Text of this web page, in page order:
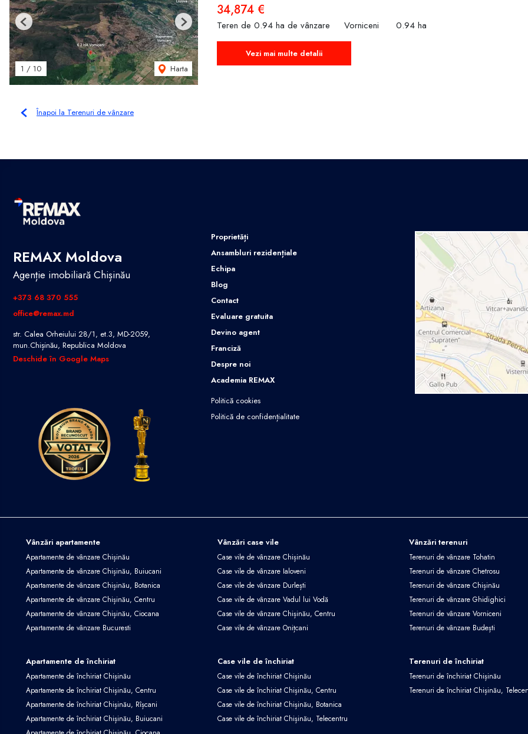
1 / 10 Harta
Previous Next
34,874 €
Teren de 0.94 ha de vânzare Vorniceni 0.94 ha
Vezi mai multe detalii
Înapoi la Terenuri de vânzare
REMAX Moldova
Agenție imobiliară Chișinău
+373 68 370 555
office@remax.md
str. Calea Orheiului 28/1, et.3, MD-2059,
mun.Chișinău, Republica Moldova
Deschide în Google Maps
Proprietăți
Ansambluri rezidențiale
Echipa
Blog
Contact
Evaluare gratuita
Devino agent
Franciză
Despre noi
Academia REMAX
Politică cookies
Politică de confidențialitate
Vânzări apartamente
Apartamente de vânzare Chișinău
Apartamente de vânzare Chișinău, Buiucani
Apartamente de vânzare Chișinău, Botanica
Apartamente de vânzare Chișinău, Centru
Apartamente de vânzare Chișinău, Ciocana
Apartamente de vânzare Bucuresti
Vânzări case vile
Case vile de vânzare Chișinău
Case vile de vânzare Ialoveni
Case vile de vânzare Durlești
Case vile de vânzare Vadul lui Vodă
Case vile de vânzare Chișinău, Centru
Case vile de vânzare Onițcani
Vânzări terenuri
Terenuri de vânzare Tohatin
Terenuri de vânzare Chetrosu
Terenuri de vânzare Chișinău
Terenuri de vânzare Ghidighici
Terenuri de vânzare Vorniceni
Terenuri de vânzare Budești
Apartamente de închiriat
Apartamente de închiriat Chișinău
Apartamente de închiriat Chișinău, Centru
Apartamente de închiriat Chișinău, Rîșcani
Apartamente de închiriat Chișinău, Buiucani
Case vile de închiriat
Case vile de închiriat Chișinău
Case vile de închiriat Chișinău, Centru
Case vile de închiriat Chișinău, Botanica
Case vile de închiriat Chișinău, Telecentru
Terenuri de închiriat
Terenuri de închiriat Chișinău
Terenuri de închiriat Chișinău,